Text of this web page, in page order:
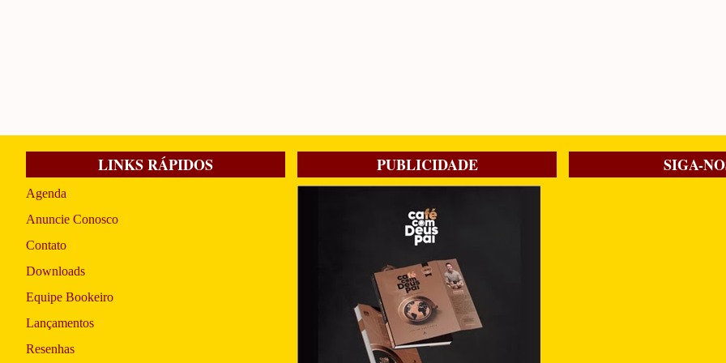
LINKS RÁPIDOS
Agenda
Anuncie Conosco
Contato
Downloads
Equipe Bookeiro
Lançamentos
Resenhas
PUBLICIDADE SIGA-